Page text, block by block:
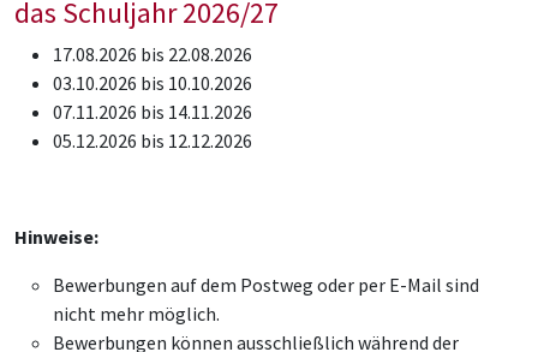
das Schuljahr 2026/27
17.08.2026 bis 22.08.2026
03.10.2026 bis 10.10.2026
07.11.2026 bis 14.11.2026
05.12.2026 bis 12.12.2026
Hinweise:
Bewerbungen auf dem Postweg oder per E-Mail sind
nicht mehr möglich.
Bewerbungen können ausschließlich während der